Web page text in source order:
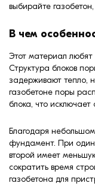
выбирайте
В чем
Этот материал
Структура блоков
задерживают тепло,
газобетоне поры
блока, что
Благодаря
фундамент. При
второй имеет
сократить время
газобетона для